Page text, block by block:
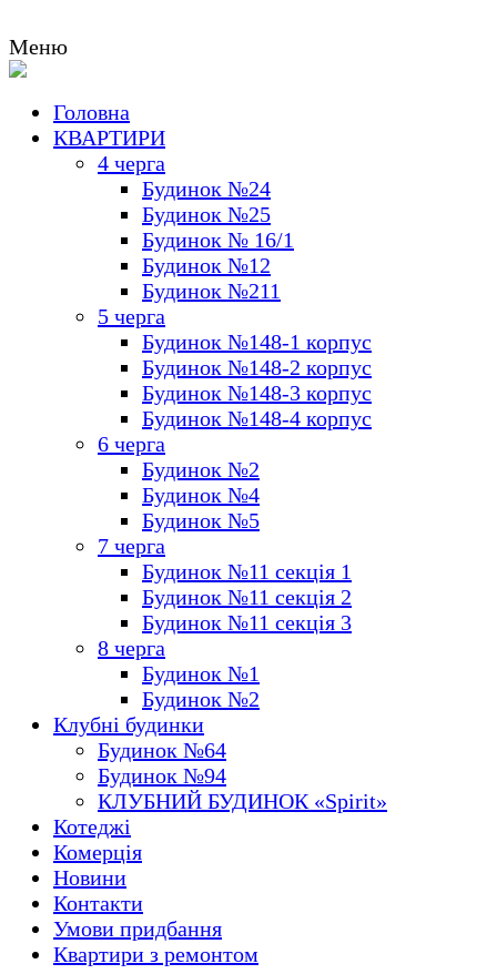
Меню
Головна
КВАРТИРИ
4 черга
Будинок №24
Будинок №25
Будинок № 16/1
Будинок №12
Будинок №211
5 черга
Будинок №148-1 корпус
Будинок №148-2 корпус
Будинок №148-3 корпус
Будинок №148-4 корпус
6 черга
Будинок №2
Будинок №4
Будинок №5
7 черга
Будинок №11 секція 1
Будинок №11 секція 2
Будинок №11 секція 3
8 черга
Будинок №1
Будинок №2
Клубні будинки
Будинок №64
Будинок №94
КЛУБНИЙ БУДИНОК «Spirit»
Котеджі
Комерція
Новини
Контакти
Умови придбання
Квартири з ремонтом